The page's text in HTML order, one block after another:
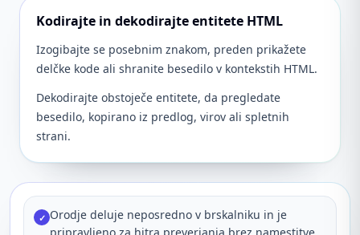
Kodirajte in dekodirajte entitete HTML
Izogibajte se posebnim znakom, preden prikažete
delčke kode ali shranite besedilo v kontekstih HTML.
Dekodirajte obstoječe entitete, da pregledate
besedilo, kopirano iz predlog, virov ali spletnih
strani.
✓ Orodje deluje neposredno v brskalniku in je